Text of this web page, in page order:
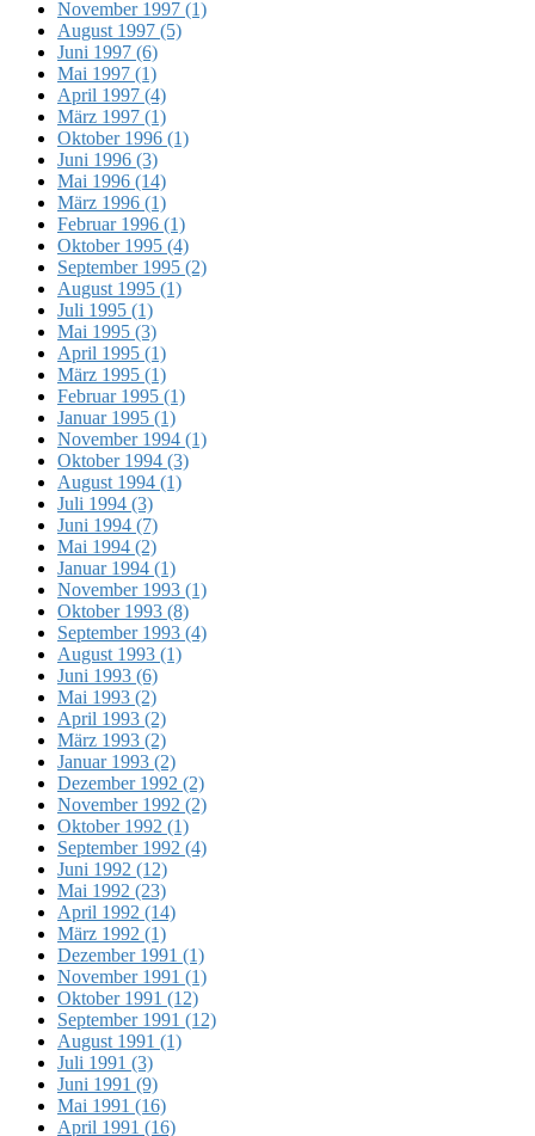
November 1997 (1)
August 1997 (5)
Juni 1997 (6)
Mai 1997 (1)
April 1997 (4)
März 1997 (1)
Oktober 1996 (1)
Juni 1996 (3)
Mai 1996 (14)
März 1996 (1)
Februar 1996 (1)
Oktober 1995 (4)
September 1995 (2)
August 1995 (1)
Juli 1995 (1)
Mai 1995 (3)
April 1995 (1)
März 1995 (1)
Februar 1995 (1)
Januar 1995 (1)
November 1994 (1)
Oktober 1994 (3)
August 1994 (1)
Juli 1994 (3)
Juni 1994 (7)
Mai 1994 (2)
Januar 1994 (1)
November 1993 (1)
Oktober 1993 (8)
September 1993 (4)
August 1993 (1)
Juni 1993 (6)
Mai 1993 (2)
April 1993 (2)
März 1993 (2)
Januar 1993 (2)
Dezember 1992 (2)
November 1992 (2)
Oktober 1992 (1)
September 1992 (4)
Juni 1992 (12)
Mai 1992 (23)
April 1992 (14)
März 1992 (1)
Dezember 1991 (1)
November 1991 (1)
Oktober 1991 (12)
September 1991 (12)
August 1991 (1)
Juli 1991 (3)
Juni 1991 (9)
Mai 1991 (16)
April 1991 (16)